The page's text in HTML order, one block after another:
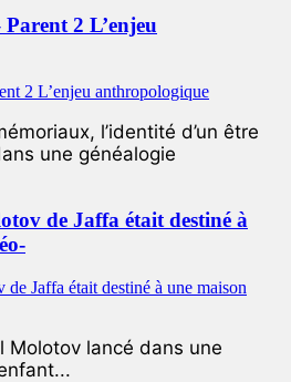
2 L’enjeu
l’identité d’un être
une généalogie
de Jaffa était destiné à
Molotov lancé dans une